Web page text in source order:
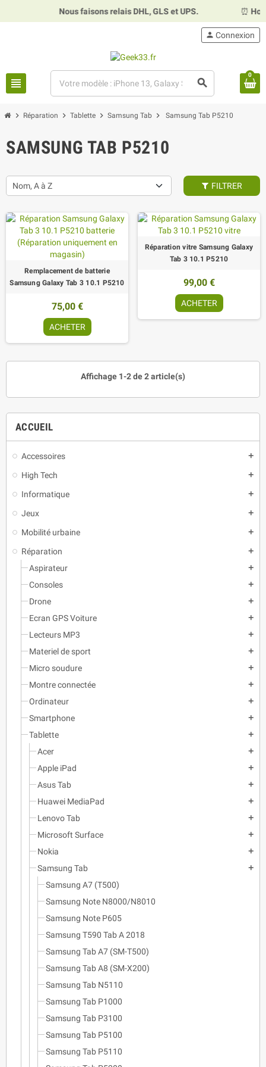
Nous faisons relais DHL, GLS et UPS. Horaires :
view_headline search
person Connexion
0
chevron_right Réparation chevron_right Tablette chevron_right Samsung Tab chevron_right Samsung Tab P5210
ACCUEIL
Accessoires add
High Tech add
Informatique add
Jeux add
Mobilité urbaine add
Réparation add
Aspirateur add
Consoles add
Drone add
Ecran GPS Voiture add
Lecteurs MP3 add
Materiel de sport add
Micro soudure add
Montre connectée add
Ordinateur add
Smartphone add
Tablette add
Acer add
Apple iPad add
Asus Tab add
Huawei MediaPad add
Lenovo Tab add
Microsoft Surface add
Nokia add
Samsung Tab add
Samsung A7 (T500)
Samsung Note N8000/N8010
Samsung Note P605
Samsung T590 Tab A 2018
Samsung Tab A7 (SM-T500)
Samsung Tab A8 (SM-X200)
Samsung Tab N5110
Samsung Tab P1000
Samsung Tab P3100
Samsung Tab P5100
Samsung Tab P5110
SAMSUNG TAB P5210
Nom, A à Z FILTRER
Remplacement de batterie
Samsung Galaxy Tab 3 10.1 P5210
75,00 €
ACHETER
Réparation vitre Samsung Galaxy
Tab 3 10.1 P5210
99,00 €
ACHETER
Affichage 1-2 de 2 article(s)